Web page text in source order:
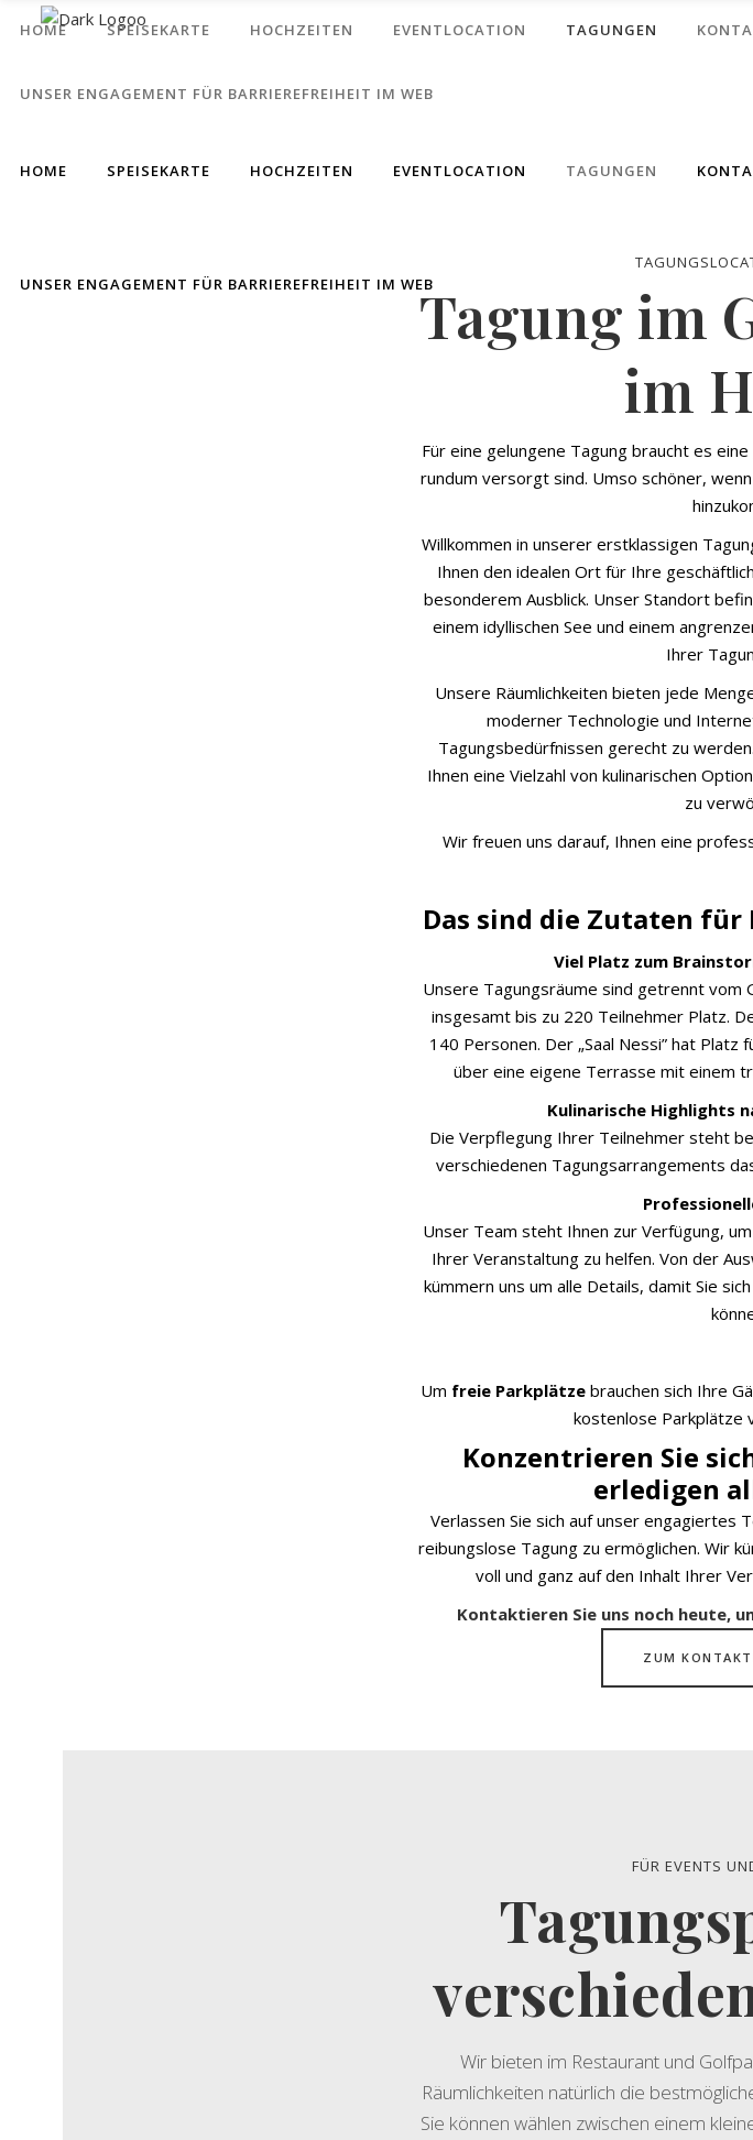
HOME SPEISEKARTE HOCHZEITEN EVENTLOCATION TAGUNGEN
UNSER ENGAGEMENT FÜR BARRIEREFREIHEIT IM WEB
HOME SPEISEKARTE HOCHZEITEN EVENTLOCATION TAGUNGEN
UNSER ENGAGEMENT FÜR BARRIEREFREIHEIT IM WEB
Tagung im
im
Für eine gelungene Tagung braucht es
rundum versorgt sind. Umso schöner,
Willkommen in unserer erstklassigen
Ihnen den idealen Ort für Ihre
besonderem Ausblick. Unser Standort
einem idyllischen See und einem
Ihrer
Unsere Räumlichkeiten bieten jede
moderner Technologie und
Tagungsbedürfnissen gerecht zu
Ihnen eine Vielzahl von kulinarischen
zu
Wir freuen uns darauf, Ihnen eine
Das sind die Zutaten
Viel Platz zum
Unsere Tagungsräume sind getrennt vom
insgesamt bis zu 220 Teilnehmer Platz.
140 Personen. Der „Saal Nessi” hat Platz
über eine eigene Terrasse mit einem
Kulinarische Highlights
Die Verpflegung Ihrer Teilnehmer steht
verschiedenen Tagungsarrangements
Unser Team steht Ihnen zur Verfügung,
Ihrer Veranstaltung zu helfen. Von der
kümmern uns um alle Details, damit Sie
Um freie Parkplätzebrauchen sich Ihre
kostenlose Parkplätze
Konzentrieren Sie
erledigen
Verlassen Sie sich auf unser engagiertes
reibungslose Tagung zu ermöglichen. Wir
voll und ganz auf den Inhalt Ihrer
Kontakt­ieren Sie uns noch heute,
ZUM
FÜR EVENTS
Wir bieten im Restaurant und
Räumlichkeiten natürlich die
Sie können wählen zwischen einem